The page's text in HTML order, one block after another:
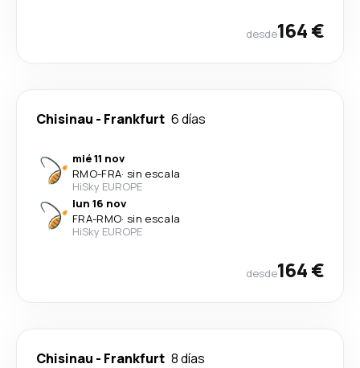
desde164 €
Chisinau - Frankfurt 6 días
mié 11 nov
RMO-FRA· sin escala
HiSky EUROPE
lun 16 nov
FRA-RMO· sin escala
HiSky EUROPE
desde164 €
Chisinau - Frankfurt 8 días